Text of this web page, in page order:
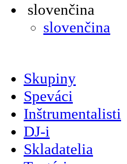
slovenčina
slovenčina
Skupiny
Speváci
Inštrumentalisti
DJ-i
Skladatelia